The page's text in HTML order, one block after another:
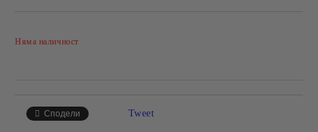
Няма наличност
Сподели Tweet